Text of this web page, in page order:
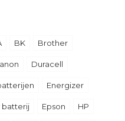
BK Brother
Duracell
Energizer
batterij Epson HP